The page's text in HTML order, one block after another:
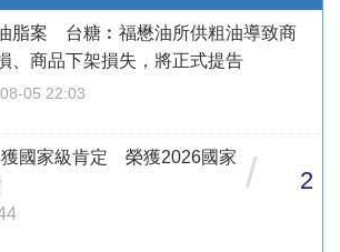
脂案 台糖︰福懋油所供粗油導致商
、商品下架損失，將正式提告
05 22:03
國家級肯定 榮獲2026國家 / 2